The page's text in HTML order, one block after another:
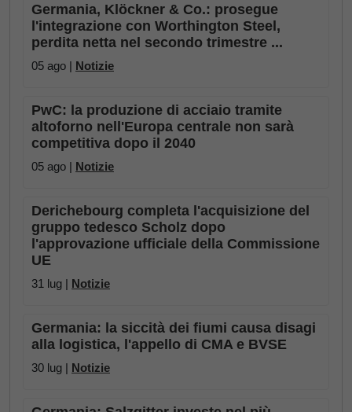
Germania, Klöckner & Co.: prosegue
l'integrazione con Worthington Steel,
perdita netta nel secondo trimestre ...
05 ago | Notizie
PwC: la produzione di acciaio tramite
altoforno nell'Europa centrale non sarà
competitiva dopo il 2040
05 ago | Notizie
Derichebourg completa l'acquisizione del
gruppo tedesco Scholz dopo
l'approvazione ufficiale della Commissione
UE
31 lug | Notizie
Germania: la siccità dei fiumi causa disagi
alla logistica, l'appello di CMA e BVSE
30 lug | Notizie